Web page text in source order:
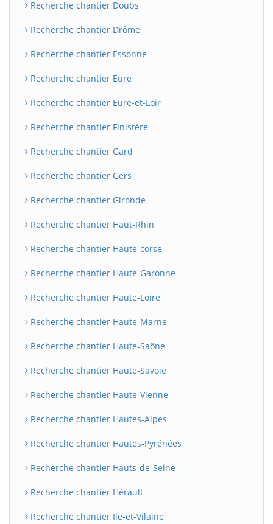
Recherche chantier Doubs
Recherche chantier Drôme
Recherche chantier Essonne
Recherche chantier Eure
Recherche chantier Eure-et-Loir
Recherche chantier Finistère
Recherche chantier Gard
Recherche chantier Gers
Recherche chantier Gironde
Recherche chantier Haut-Rhin
Recherche chantier Haute-corse
Recherche chantier Haute-Garonne
Recherche chantier Haute-Loire
Recherche chantier Haute-Marne
Recherche chantier Haute-Saône
Recherche chantier Haute-Savoie
Recherche chantier Haute-Vienne
Recherche chantier Hautes-Alpes
Recherche chantier Hautes-Pyrénées
Recherche chantier Hauts-de-Seine
Recherche chantier Hérault
Recherche chantier Ile-et-Vilaine